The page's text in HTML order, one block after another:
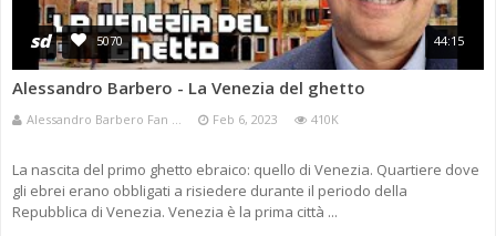
sd 5070 44:15
Alessandro Barbero - La Venezia del ghetto
Alessandro Barbero Fan ... Feb 6, 2023 410K
La nascita del primo ghetto ebraico: quello di Venezia. Quartiere dove
gli ebrei erano obbligati a risiedere durante il periodo della
Repubblica di Venezia. Venezia è la prima città ...